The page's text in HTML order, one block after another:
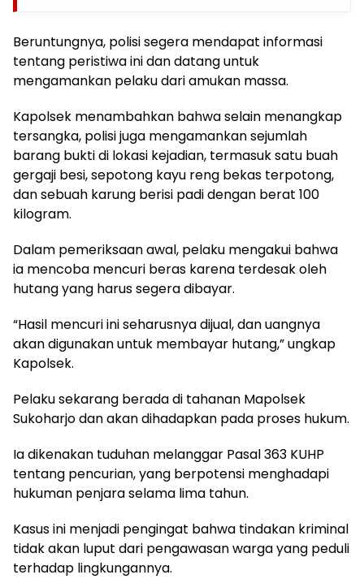
Beruntungnya, polisi segera mendapat informasi
tentang peristiwa ini dan datang untuk
mengamankan pelaku dari amukan massa.
Kapolsek menambahkan bahwa selain menangkap
tersangka, polisi juga mengamankan sejumlah
barang bukti di lokasi kejadian, termasuk satu buah
gergaji besi, sepotong kayu reng bekas terpotong,
dan sebuah karung berisi padi dengan berat 100
kilogram.
Dalam pemeriksaan awal, pelaku mengakui bahwa
ia mencoba mencuri beras karena terdesak oleh
hutang yang harus segera dibayar.
“Hasil mencuri ini seharusnya dijual, dan uangnya
akan digunakan untuk membayar hutang,” ungkap
Kapolsek.
Pelaku sekarang berada di tahanan Mapolsek
Sukoharjo dan akan dihadapkan pada proses hukum.
Ia dikenakan tuduhan melanggar Pasal 363 KUHP
tentang pencurian, yang berpotensi menghadapi
hukuman penjara selama lima tahun.
Kasus ini menjadi pengingat bahwa tindakan kriminal
tidak akan luput dari pengawasan warga yang peduli
terhadap lingkungannya.